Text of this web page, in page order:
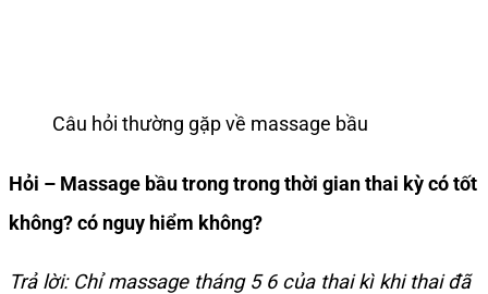
Câu hỏi thường gặp về massage bầu
Hỏi – Massage bầu trong trong thời gian thai kỳ có tốt
không? có nguy hiểm không?
Trả lời: Chỉ massage tháng 5 6 của thai kì khi thai đã